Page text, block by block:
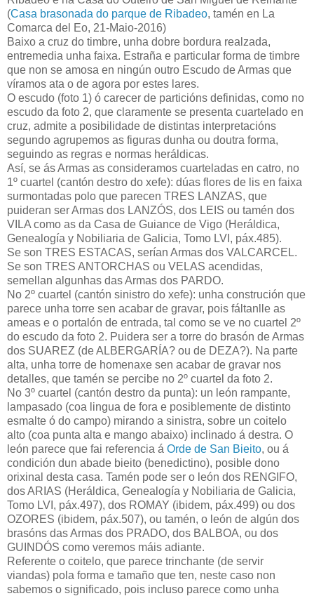
(Casa brasonada do parque de Ribadeo, tamén en La
Comarca del Eo, 21-Maio-2016)
Baixo a cruz do timbre, unha dobre bordura realzada,
entremedia unha faixa. Estraña e particular forma de timbre
que non se amosa en ningún outro Escudo de Armas que
víramos ata o de agora por estes lares.
O escudo (foto 1) ó carecer de particións definidas, como no
escudo da foto 2, que claramente se presenta cuartelado en
cruz, admite a posibilidade de distintas interpretacións
segundo agrupemos as figuras dunha ou doutra forma,
seguindo as regras e normas heráldicas.
Así, se ás Armas as consideramos cuarteladas en catro, no
1º cuartel (cantón destro do xefe): dúas flores de lis en faixa
surmontadas polo que parecen TRES LANZAS, que
puideran ser Armas dos LANZÓS, dos LEIS ou tamén dos
VILA como as da Casa de Guiance de Vigo (Heráldica,
Genealogía y Nobiliaria de Galicia, Tomo LVI, páx.485).
Se son TRES ESTACAS, serían Armas dos VALCARCEL.
Se son TRES ANTORCHAS ou VELAS acendidas,
semellan algunhas das Armas dos PARDO.
No 2º cuartel (cantón sinistro do xefe): unha construción que
parece unha torre sen acabar de gravar, pois fáltanlle as
ameas e o portalón de entrada, tal como se ve no cuartel 2º
do escudo da foto 2. Puidera ser a torre do brasón de Armas
dos SUAREZ (de ALBERGARÍA? ou de DEZA?). Na parte
alta, unha torre de homenaxe sen acabar de gravar nos
detalles, que tamén se percibe no 2º cuartel da foto 2.
No 3º cuartel (cantón destro da punta): un león rampante,
lampasado (coa lingua de fora e posiblemente de distinto
esmalte ó do campo) mirando a sinistra, sobre un coitelo
alto (coa punta alta e mango abaixo) inclinado á destra. O
león parece que fai referencia á Orde de San Bieito, ou á
condición dun abade bieito (benedictino), posible dono
orixinal desta casa. Tamén pode ser o león dos RENGIFO,
dos ARIAS (Heráldica, Genealogía y Nobiliaria de Galicia,
Tomo LVI, páx.497), dos ROMAY (ibidem, páx.499) ou dos
OZORES (ibidem, páx.507), ou tamén, o león de algún dos
brasóns das Armas dos PRADO, dos BALBOA, ou dos
GUINDÓS como veremos máis adiante.
Referente o coitelo, que parece trinchante (de servir
viandas) pola forma e tamaño que ten, neste caso non
sabemos o significado, pois incluso parece como unha